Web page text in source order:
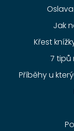
Jak
Křest
7 tipů
Příběhy u